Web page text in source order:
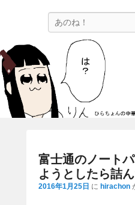
ひらちょんの
ほたがページ上部にある検索
富士通のノート
ようとしたら詰
2016年1月25日 に hirachon